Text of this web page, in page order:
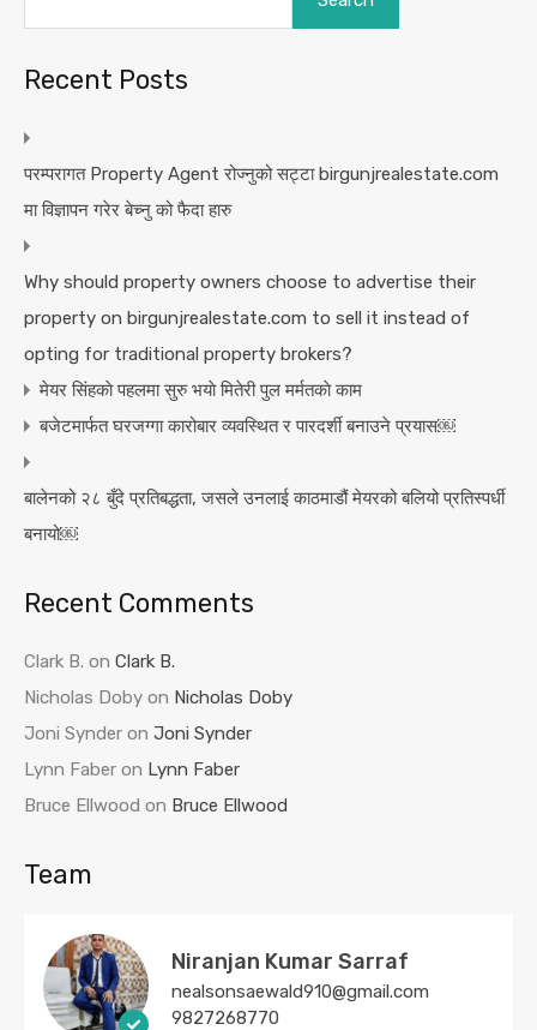
Recent Posts
परम्परागत Property Agent रोज्नुको सट्टा birgunjrealestate.com
मा विज्ञापन गरेर बेच्नु को फैदा हारु
Why should property owners choose to advertise their
property on birgunjrealestate.com to sell it instead of
opting for traditional property brokers?
मेयर सिंहकाे पहलमा सुरु भयाे मितेरी पुल मर्मतकाे काम
बजेटमार्फत घरजग्गा कारोबार व्यवस्थित र पारदर्शी बनाउने प्रयास￼
बालेनको २८ बुँदे प्रतिबद्धता, जसले उनलाई काठमाडौं मेयरको बलियो प्रतिस्पर्धी
बनायो￼
Recent Comments
Clark B. on Clark B.
Nicholas Doby on Nicholas Doby
Joni Synder on Joni Synder
Lynn Faber on Lynn Faber
Bruce Ellwood on Bruce Ellwood
Team
Niranjan Kumar Sarraf
nealsonsaewald910@gmail.com
9827268770